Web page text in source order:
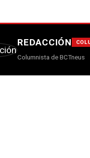
REDACCIÓN
Columnista de BCTneus